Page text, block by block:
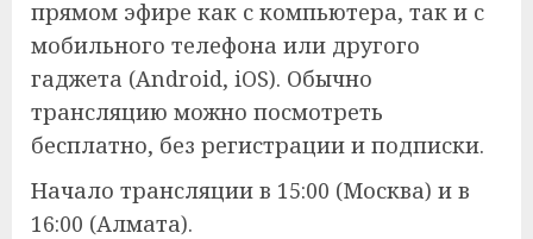
прямом эфире как с компьютера, так и с
мобильного телефона или другого
гаджета (Android, iOS). Обычно
трансляцию можно посмотреть
бесплатно, без регистрации и подписки.
Начало трансляции в 15:00 (Москва) и в
16:00 (Алмата).